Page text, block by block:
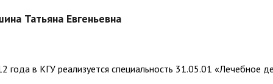
Татьяна Евгеньевна
года в КГУ реализуется специальность 31.05.01 «Лечебное